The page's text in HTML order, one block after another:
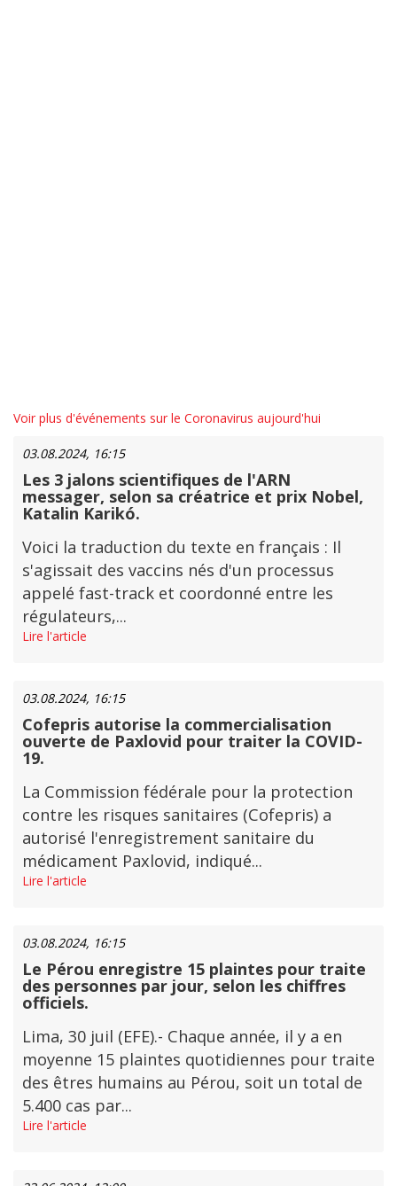
Voir plus d'événements sur le Coronavirus aujourd'hui
03.08.2024, 16:15
Les 3 jalons scientifiques de l'ARN
messager, selon sa créatrice et prix Nobel,
Katalin Karikó.
Voici la traduction du texte en français : Il
s'agissait des vaccins nés d'un processus
appelé fast-track et coordonné entre les
régulateurs,...
Lire l'article
03.08.2024, 16:15
Cofepris autorise la commercialisation
ouverte de Paxlovid pour traiter la COVID-
19.
La Commission fédérale pour la protection
contre les risques sanitaires (Cofepris) a
autorisé l'enregistrement sanitaire du
médicament Paxlovid, indiqué...
Lire l'article
03.08.2024, 16:15
Le Pérou enregistre 15 plaintes pour traite
des personnes par jour, selon les chiffres
officiels.
Lima, 30 juil (EFE).- Chaque année, il y a en
moyenne 15 plaintes quotidiennes pour traite
des êtres humains au Pérou, soit un total de
5.400 cas par...
Lire l'article